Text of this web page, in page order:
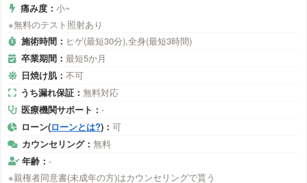
痛み度：小~
※無料のテスト照射あり
施術時間： ヒゲ(最短30分),全身(最短3時間)
卒業期間： 最短5か月
日焼け肌： 不可
うち漏れ保証： 無料対応
医療機関サポート：-
ローン(ローンとは?)： 可
カウンセリング： 無料
年齢：-
※親権者同意書(未成年の方)はカウンセリングで貰う